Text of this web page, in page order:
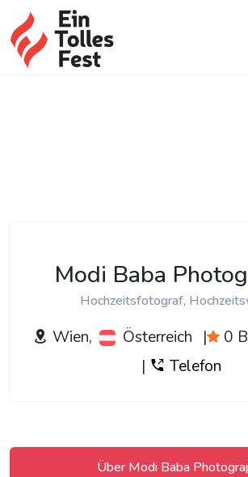
Modi Baba
Hochzeitsfotograf,
Wien, Österreich |
0
|
Telefon
Über Modi Baba